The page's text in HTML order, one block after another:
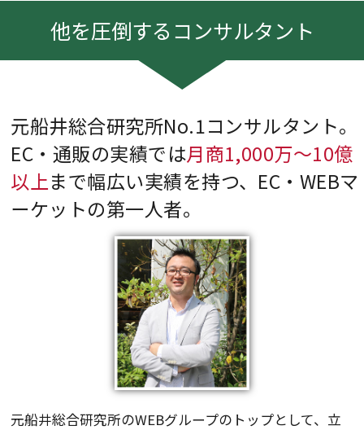
他を圧倒するコンサルタント
元船井総合研究所No.1コンサルタント。
EC・通販の実績では月商1,000万～10億
以上まで幅広い実績を持つ、EC・WEBマ
ーケットの第一人者。
元船井総合研究所のWEBグループのトップとして、立